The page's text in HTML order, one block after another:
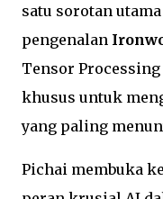
satu sorotan
pengenalan
Tensor
khusus untuk
yang paling
Pichai membuka